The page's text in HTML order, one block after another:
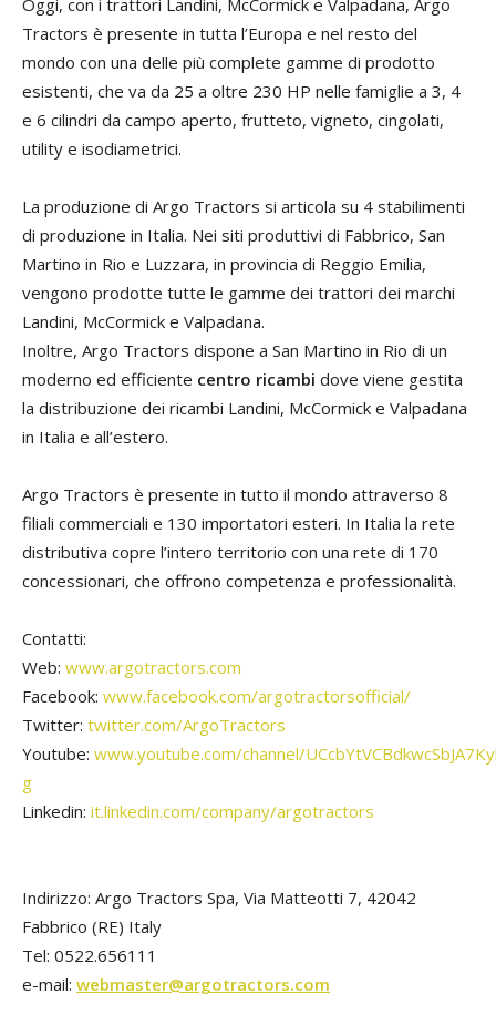
Oggi, con i trattori Landini, McCormick e Valpadana, Argo
Tractors è presente in tutta l’Europa e nel resto del
mondo con una delle più complete gamme di prodotto
esistenti, che va da 25 a oltre 230 HP nelle famiglie a 3, 4
e 6 cilindri da campo aperto, frutteto, vigneto, cingolati,
utility e isodiametrici.
La produzione di Argo Tractors si articola su 4 stabilimenti
di produzione in Italia. Nei siti produttivi di Fabbrico, San
Martino in Rio e Luzzara, in provincia di Reggio Emilia,
vengono prodotte tutte le gamme dei trattori dei marchi
Landini, McCormick e Valpadana.
Inoltre, Argo Tractors dispone a San Martino in Rio di un
moderno ed efficiente centro ricambi dove viene gestita
la distribuzione dei ricambi Landini, McCormick e Valpadana
in Italia e all’estero.
Argo Tractors è presente in tutto il mondo attraverso 8
filiali commerciali e 130 importatori esteri. In Italia la rete
distributiva copre l’intero territorio con una rete di 170
concessionari, che offrono competenza e professionalità.
Contatti:
Web: www.argotractors.com
Facebook: www.facebook.com/argotractorsofficial/
Twitter: twitter.com/ArgoTractors
Youtube: www.youtube.com/channel/
g
Linkedin: it.linkedin.com/company/argotractors
Indirizzo: Argo Tractors Spa, Via Matteotti 7, 42042
Fabbrico (RE) Italy
Tel: 0522.656111
e-mail: webmaster@argotractors.com